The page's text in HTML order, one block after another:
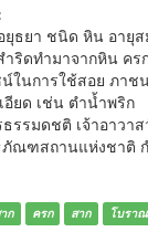
ยา ชนิด หิน อายุส
ริดทำมาจากหิน คร
ในการใช้สอย ภาช
อียด เช่น ตำน้ำพริก
รรมดชติ เจ้าอาวา
ณฑสถานแห่งชาติ ก
ก ครก สาก โบรา